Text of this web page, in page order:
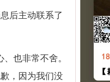
后主动联系了
也非常不舍。
，因为我们没